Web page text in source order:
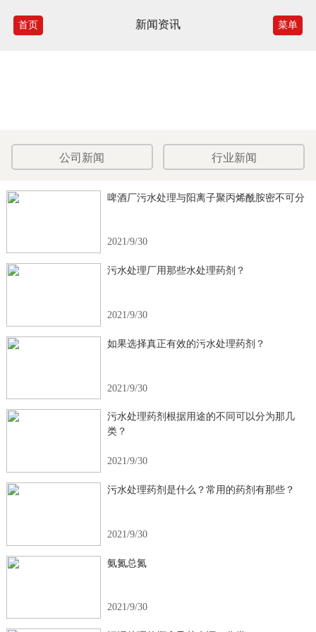
首页 新闻资讯 菜单
公司新闻 行业新闻
啤酒厂污水处理与阳离子聚丙烯酰胺密不可分
2021/9/30
污水处理厂用那些水处理药剂？
2021/9/30
如果选择真正有效的污水处理药剂？
2021/9/30
污水处理药剂根据用途的不同可以分为那几
类？
2021/9/30
污水处理药剂是什么？常用的药剂有那些？
2021/9/30
氨氮总氮
2021/9/30